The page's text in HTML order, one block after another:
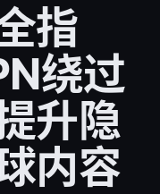
指
绕过
升隐
内容